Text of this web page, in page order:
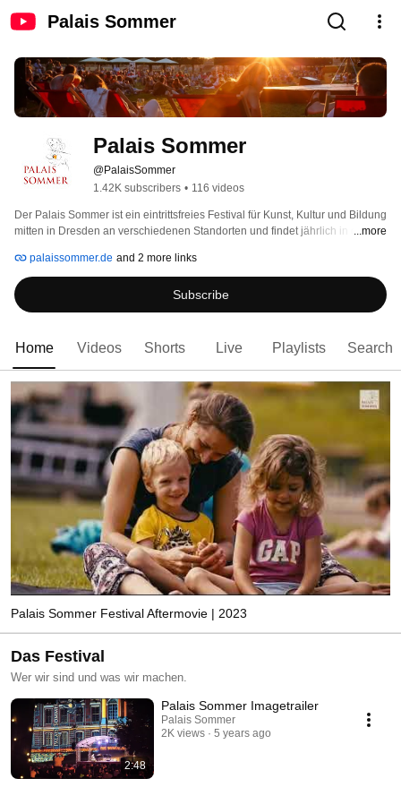
Palais Sommer
Palais Sommer
@PalaisSommer
1.42K subscribers • 116 videos
Der Palais Sommer ist ein eintrittsfreies Festival für Kunst, Kultur und Bildung
mitten in Dresden an verschiedenen Standorten und findet jährlich in den ...more
palaissommer.de and 2 more links
Subscribe
Home Videos Shorts Live Playlists Search
Palais Sommer Festival Aftermovie | 2023
Das Festival
Wer wir sind und was wir machen.
2:48
Palais Sommer Imagetrailer
Palais Sommer
2K views
5 years ago